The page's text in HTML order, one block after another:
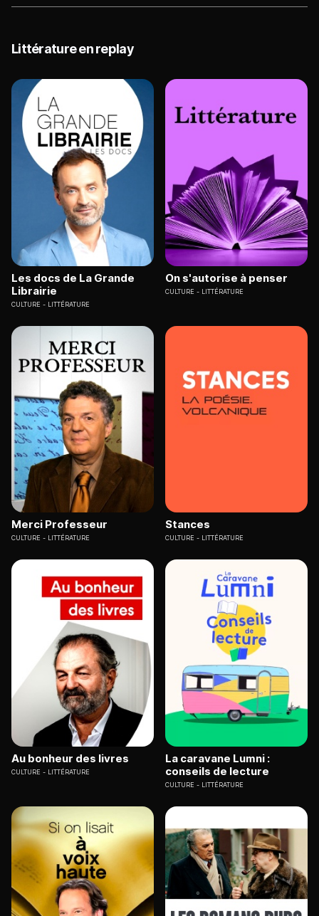
New York Times. Quelques mois plus tard, lorsque
Perry Smith et Richard "Dick" Hickock, les tueurs,
recueille leurs confidences.
Littérature en replay
Les docs de La Grande
Librairie
CULTURE LITTÉRATURE
On s'autorise à penser
CULTURE LITTÉRATURE
Merci Professeur
CULTURE LITTÉRATURE
Stances
CULTURE LITTÉRATURE
Au bonheur des livres
CULTURE LITTÉRATURE
La caravane Lumni :
conseils de lecture
CULTURE LITTÉRATURE